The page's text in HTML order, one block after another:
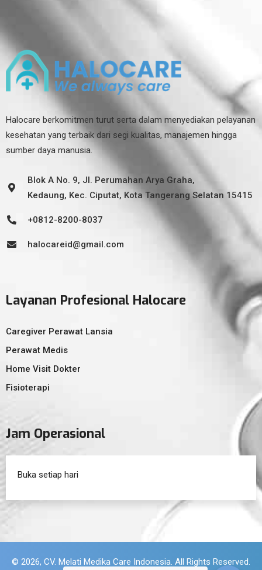
Halocare berkomitmen turut serta dalam menyediakan pelayanan
kesehatan yang terbaik dari segi kualitas, manajemen hingga
sumber daya manusia.
Blok A No. 9, Jl. Perumahan Arya Graha,
Kedaung, Kec. Ciputat, Kota Tangerang Selatan 15415
+0812-8200-8037
halocareid@gmail.com
Layanan Profesional Halocare
Caregiver Perawat Lansia
Perawat Medis
Home Visit Dokter
Fisioterapi
Jam Operasional
Buka setiap hari
© 2026, CV. Melati Medika Care Indonesia. All Rights Reserved.